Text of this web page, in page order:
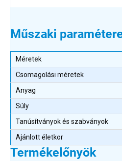
Műszaki
Méretek
Csomagolási méretek
Anyag
Súly
Tanúsítványok és szabványok
Ajánlott életkor
Termékelőnyök